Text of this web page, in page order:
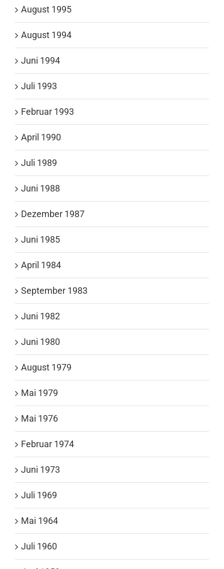
August 1995
August 1994
Juni 1994
Juli 1993
Februar 1993
April 1990
Juli 1989
Juni 1988
Dezember 1987
Juni 1985
April 1984
September 1983
Juni 1982
Juni 1980
August 1979
Mai 1979
Mai 1976
Februar 1974
Juni 1973
Juli 1969
Mai 1964
Juli 1960